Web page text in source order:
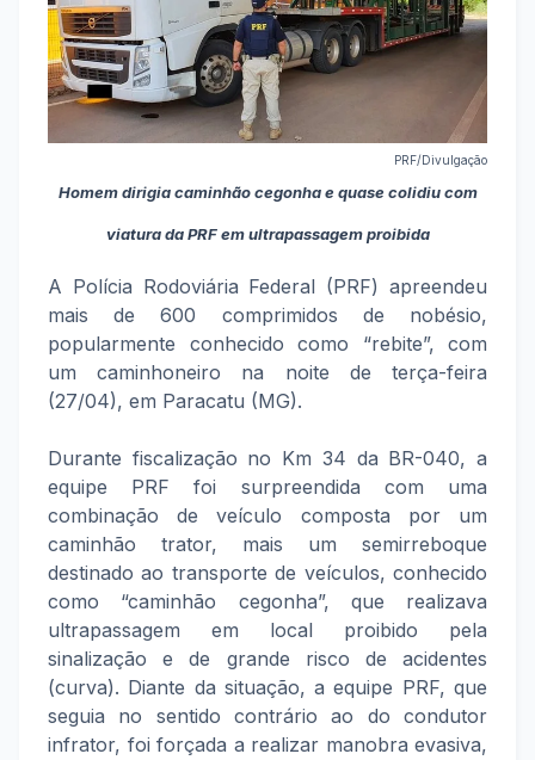
PRF/Divulgação
Homem dirigia caminhão cegonha e quase colidiu com
viatura da PRF em ultrapassagem proibida
A Polícia Rodoviária Federal (PRF) apreendeu
mais de 600 comprimidos de nobésio,
popularmente conhecido como “rebite”, com
um caminhoneiro na noite de terça-feira
(27/04), em Paracatu (MG).
Durante fiscalização no Km 34 da BR-040, a
equipe PRF foi surpreendida com uma
combinação de veículo composta por um
caminhão trator, mais um semirreboque
destinado ao transporte de veículos, conhecido
como “caminhão cegonha”, que realizava
ultrapassagem em local proibido pela
sinalização e de grande risco de acidentes
(curva). Diante da situação, a equipe PRF, que
seguia no sentido contrário ao do condutor
infrator, foi forçada a realizar manobra evasiva,